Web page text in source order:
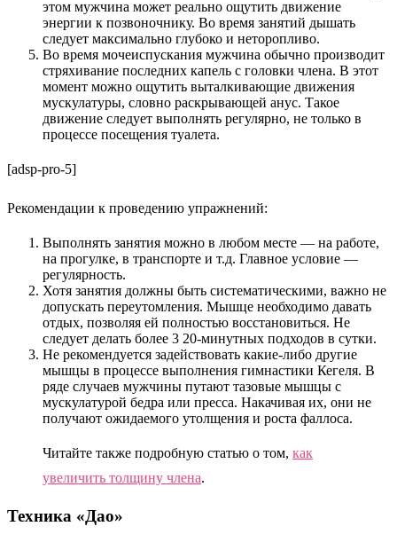
этом мужчина может реально ощутить движение
энергии к позвоночнику. Во время занятий дышать
следует максимально глубоко и неторопливо.
Во время мочеиспускания мужчина обычно производит
стряхивание последних капель с головки члена. В этот
момент можно ощутить выталкивающие движения
мускулатуры, словно раскрывающей анус. Такое
движение следует выполнять регулярно, не только в
процессе посещения туалета.
[adsp-pro-5]
Рекомендации к проведению упражнений:
Выполнять занятия можно в любом месте — на работе,
на прогулке, в транспорте и т.д. Главное условие —
регулярность.
Хотя занятия должны быть систематическими, важно не
допускать переутомления. Мышце необходимо давать
отдых, позволяя ей полностью восстановиться. Не
следует делать более 3 20-минутных подходов в сутки.
Не рекомендуется задействовать какие-либо другие
мышцы в процессе выполнения гимнастики Кегеля. В
ряде случаев мужчины путают тазовые мышцы с
мускулатурой бедра или пресса. Накачивая их, они не
получают ожидаемого утолщения и роста фаллоса.
Читайте также подробную статью о том, как
увеличить толщину члена.
Техника «Дао»